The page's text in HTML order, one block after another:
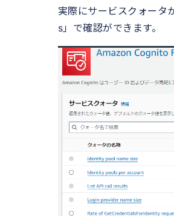
実際にサービスクォー
s」で確認ができます。